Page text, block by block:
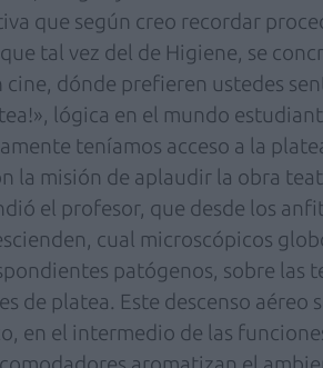
que según creo recordar
tal vez del de Higiene, se
cine, dónde prefieren ustedes
lógica en el mundo
teníamos acceso a la
la misión de aplaudir la obra
el profesor, que desde los
cual microscópicos
patógenos, sobre las
de platea. Este descenso aéreo
en el intermedio de las
aromatizan el